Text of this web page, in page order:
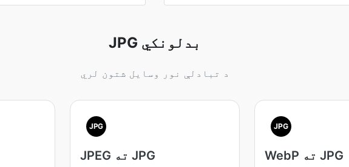
JPG بدلونکي
د تبادلې نور وسایل شتون لري
JPG
JPEG ته JPG
JPG
WebP ته JPG